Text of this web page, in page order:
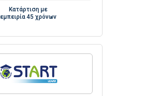
Κατάρτιση με
εμπειρία 45 χρόνων